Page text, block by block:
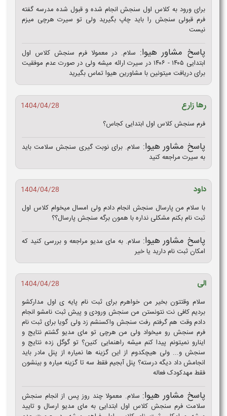
برای ورود به کلاس اول سنجش انجام شده و قبول شده مدرسه گفته
فرم قبولی سنجش را باید چاپ بگیرید ولی تو سیرت هرچی میزم
نیست
پاسخ مشاور هیوا: سلام. در معمولا فرم سنجش کلاس اول
ابتدایی ۱۴۰۵ - ۱۴۰۶ در سیرت ارائه میشه ولی در صورت عدم موفقیت
برای دریافت میتونین با مشاورین هیوا تماس بگیرید
رها زارع
1404/04/28
فرم سنجش کلاس اول ابتدایی کجاس؟
پاسخ مشاور هیوا: سلام. برای نوبت گیری سنجش سلامت باید
به سیرت مراجعه کنید
داود
1404/04/28
با سلام من پارسال سنجش انجام دادم ولی امسال میخوام کلاس اول
ثبت نام بکنم مشکلی نداره با همون برگه سنجش پارسال؟؟
پاسخ مشاور هیوا: سلام. به مای مدیو مراجعه و بررسی کنید که
امکان ثبت نام دارید یا خیر
الی
1404/04/28
سلام وقتتون بخیر من خواهرم برای ثبت نام پایه ی اول مدارکشو
بردیم کافی نت نتونستن من سنجش ورودی و پیش ثبت نامشو انجام
دادم وقت هم گرفتم رفت سنجش واکسنشم زد ولی گویا برای ثبت نام
فرم سنجش رو میخواد ولی من هرچی تو مای مدیو گشتم نتایج و
اینارو نمیتونم پیدا کنم میشه راهنمایی کنین؟ تو گوگل زده نتایج و
سنجش و... ولی هیچکدوم از این گزینه ها نمیاره از پنل مادر باید
انجامش داد دیگه درسته؟ پنل آبجیم فقط سه تا گزینه میاره و بینشون
فقط مهدکودک فعاله
پاسخ مشاور هیوا: سلام. معمولا چند روز پس از انجام سنجش
سلامت فرم سنجش کلاس اول ابتدایی به مای مدیو ارسال و تایید